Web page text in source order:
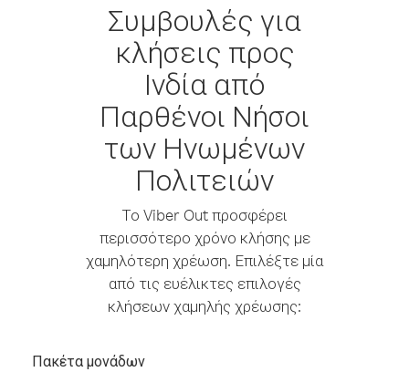
Συμβουλές για
κλήσεις προς
Ινδία από
Παρθένοι Νήσοι
των Ηνωμένων
Πολιτειών
Το Viber Out προσφέρει
περισσότερο χρόνο κλήσης με
χαμηλότερη χρέωση. Επιλέξτε μία
από τις ευέλικτες επιλογές
κλήσεων χαμηλής χρέωσης:
Πακέτα μονάδων